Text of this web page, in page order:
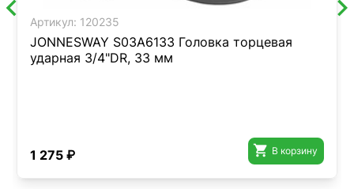
Артикул: 120235
JONNESWAY S03A6133 Головка торцевая
ударная 3/4"DR, 33 мм
1 275 ₽  В корзину